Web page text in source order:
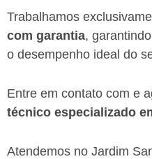
Trabalhamos
com garantia,
o desempenho ideal do
Entre em contato com e
técnico especializado
Atendemos no Jardim